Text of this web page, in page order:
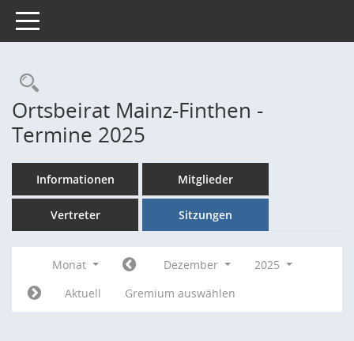
Toggle navigation
Rechercheauswahl
Ortsbeirat Mainz-Finthen -
Termine 2025
Informationen Mitglieder
Vertreter Sitzungen
Monat Dezember
2025
Aktuell
Gremium auswählen